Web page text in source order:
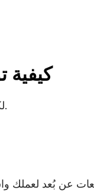
كيفية
لكي توظّف مندوب مبيعات عن بُعد، تحتاج إلى اتباع الخطوات التالية.
عن بُعد لعملك